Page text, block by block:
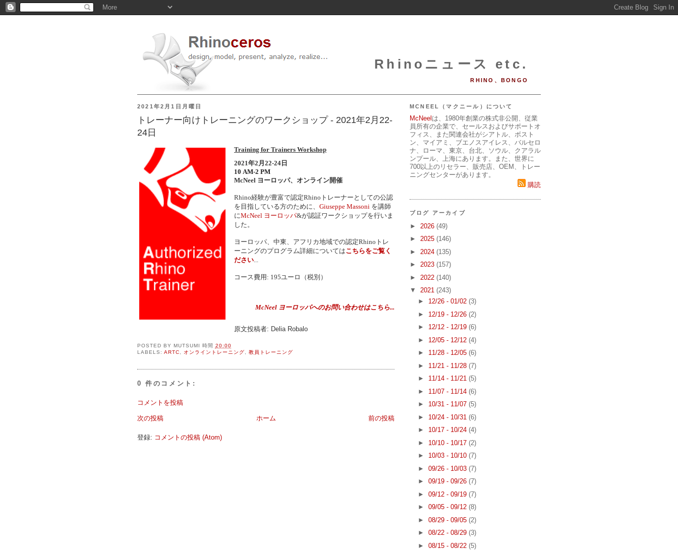
Rhinoニュース etc.
RHINO、BONGO
2021年2月1日月曜日
トレーナー向けトレーニングのワークショップ - 2021年2月22-
24日
Training for Trainers Workshop
2021年2月22-24日
10 AM-2 PM
McNeel ヨーロッパ、オンライン開催
Rhino経験が豊富で認定Rhinoトレーナーとしての公認
を目指している方のために、 Giuseppe Massoni を講師
にMcNeel ヨーロッパ&が認証ワークショップを行いま
した。
ヨーロッパ、中東、アフリカ地域での認定Rhinoトレ
ーニングのプログラム詳細についてはこちらをご覧く
ださい...
コース費用: 195ユーロ（税別）
McNeel ヨーロッパへのお問い合わせはこちら...
原文投稿者: Delia Robalo
POSTED BY MUTSUMI 時間 20:00
LABELS: ARTC オンライントレーニング 教員トレーニング
0 件のコメント:
コメントを投稿
次の投稿 前の投稿
ホーム
登録: コメントの投稿 (Atom)
MCNEEL（マクニール）について
McNeel は、1980年創業の株式非公開、従業
員所有の企業で、セールスおよびサポートオ
フィス、また関連会社がシアトル、ボスト
ン、マイアミ、ブエノスアイレス、バルセロ
ナ、ローマ、東京、台北、ソウル、クアラル
ンプール、上海にあります。また、世界に
700以上のリセラー、販売店、OEM、トレー
ニングセンターがあります。
購読
ブログ アーカイブ
► 2026 (49)
► 2025 (146)
► 2024 (135)
► 2023 (157)
► 2022 (140)
▼ 2021 (243)
► 12/26 - 01/02 (3)
► 12/19 - 12/26 (2)
► 12/12 - 12/19 (6)
► 12/05 - 12/12 (4)
► 11/28 - 12/05 (6)
► 11/21 - 11/28 (7)
► 11/14 - 11/21 (5)
► 11/07 - 11/14 (6)
► 10/31 - 11/07 (5)
► 10/24 - 10/31 (6)
► 10/17 - 10/24 (4)
► 10/10 - 10/17 (2)
► 10/03 - 10/10 (7)
► 09/26 - 10/03 (7)
► 09/19 - 09/26 (7)
► 09/12 - 09/19 (7)
► 09/05 - 09/12 (8)
► 08/29 - 09/05 (2)
► 08/22 - 08/29 (3)
► 08/15 - 08/22 (5)